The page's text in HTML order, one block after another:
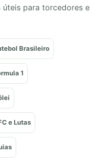
para torcedores e
Brasileiro
1
e Lutas